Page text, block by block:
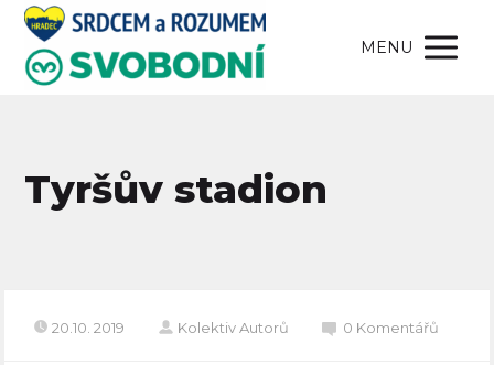
MENU
Tyršův stadion
20.10. 2019 Kolektiv Autorů 0 Komentářů